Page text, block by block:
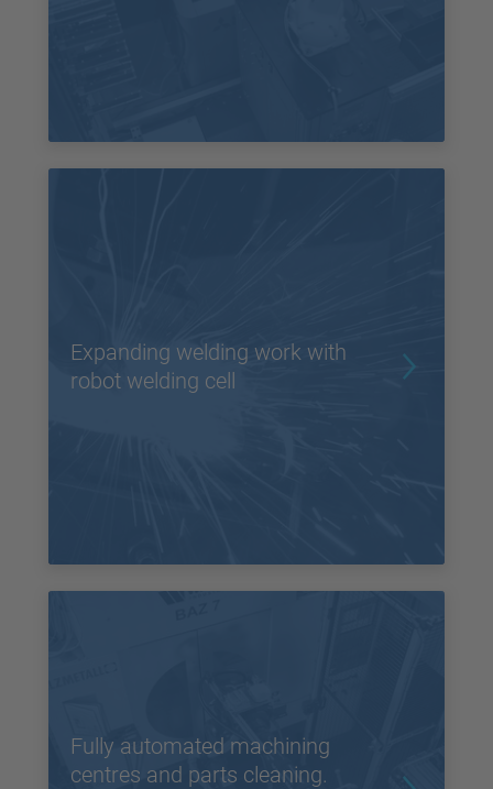
Expanding welding work with
robot welding cell
Fully automated machining
centres and parts cleaning.